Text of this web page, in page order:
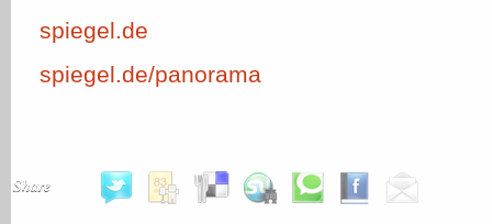
spiegel.de
spiegel.de/panorama
Share